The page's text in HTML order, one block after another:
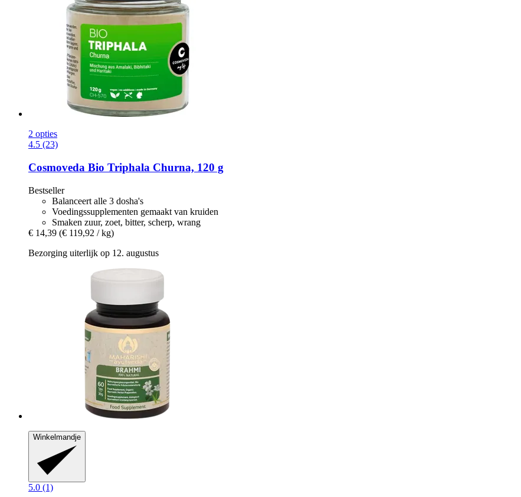
2 opties
4.5 (23)
Cosmoveda Bio Triphala Churna, 120 g
Bestseller
Balanceert alle 3 dosha's
Voedingssupplementen gemaakt van kruiden
Smaken zuur, zoet, bitter, scherp, wrang
€ 14,39 (€ 119,92 / kg)
Bezorging uiterlijk op 12. augustus
Winkelmandje
5.0 (1)